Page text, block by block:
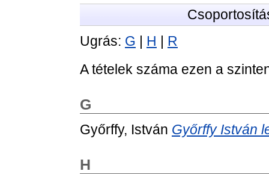
Ugrás: G H
R
A tételek száma ezen a
G
Győrffy, István Győrffy István
H